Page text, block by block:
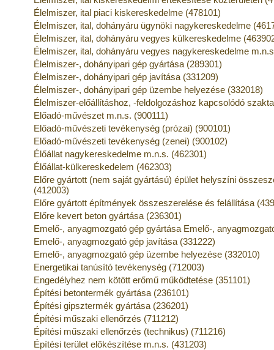
Élelmiszer, ital piaci kiskereskedelme (478101)
Élelmiszer, ital, dohányáru ügynöki nagykereskedelme
Élelmiszer, ital, dohányáru vegyes külkereskedelme
Élelmiszer, ital, dohányáru vegyes nagykereskedelme
Élelmiszer-, dohányipari gép gyártása (289301)
Élelmiszer-, dohányipari gép javítása (331209)
Élelmiszer-, dohányipari gép üzembe helyezése (332018)
Élelmiszer-előállításhoz, -feldolgozáshoz kapcsolódó
Előadó-művészet m.n.s. (900111)
Előadó-művészeti tevékenység (prózai) (900101)
Előadó-művészeti tevékenység (zenei) (900102)
Élőállat nagykereskedelme m.n.s. (462301)
Élőállat-külkereskedelem (462303)
Előre gyártott (nem saját gyártású) épület helyszíni
(412003)
Előre gyártott építmények összeszerelése és felállítása
Előre kevert beton gyártása (236301)
Emelő-, anyagmozgató gép gyártása Emelő-,
Emelő-, anyagmozgató gép javítása (331222)
Emelő-, anyagmozgató gép üzembe helyezése (332010)
Energetikai tanúsító tevékenység (712003)
Engedélyhez nem kötött erőmű működtetése (351101)
Építési betontermék gyártása (236101)
Építési gipsztermék gyártása (236201)
Építési műszaki ellenőrzés (711212)
Építési műszaki ellenőrzés (technikus) (711216)
Építési terület előkészítése m.n.s. (431203)